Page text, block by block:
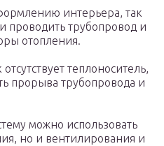
интерьера, так
проводить трубопровод и
отопления.
теплоноситель,
прорыва трубопровода и
можно использовать
но и вентилирования и